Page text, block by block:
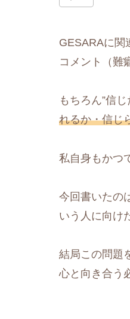
GESARAに関
コメント（難
もちろん”信
れるか・信じ
私自身もかつ
今回書いたの
いう人に向け
結局この問題
心と向き合う